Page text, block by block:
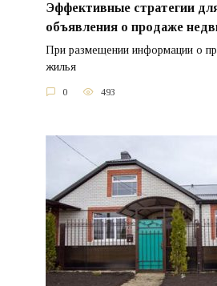
Эффективные стратегии
объявления о продаже
При размещении информации о
жилья
0 493